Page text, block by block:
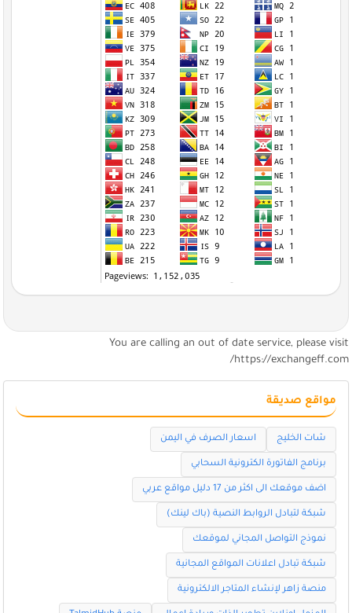
You are calling an out of date service, please visit
https://exchangeff.com/
مواقع صديقة
شات الخليج اسعار الصرف في اليمن
برنامج الفاتورة الكترونية السحابي
اضف موقعك الى اكثر من 17 دليل مواقع عربي
شبكة لتبادل الروابط النصية (باك لينك)
نموذج التواصل المجاني لموقعك
شبكة تبادل اعلانات المواقع المجانية
منصة زاهر لإنشاء المتاجر الالكترونية